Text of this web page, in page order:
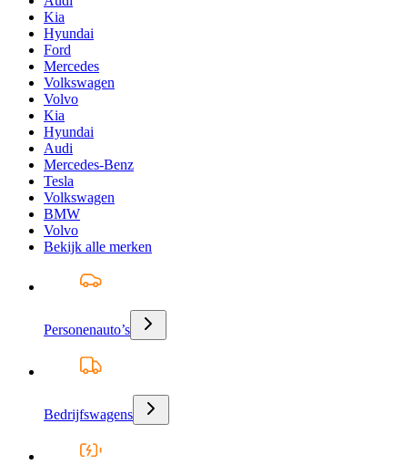
Kia
Hyundai
Ford
Mercedes
Volkswagen
Volvo
Kia
Hyundai
Audi
Mercedes-Benz
Tesla
Volkswagen
BMW
Volvo
Bekijk alle merken
Personenauto’s
Bedrijfswagens